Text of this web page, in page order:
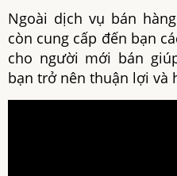
Ngoài dịch vụ bán
còn cung cấp đến bạn
cho người mới bán
bạn trở nên thuận lợi và